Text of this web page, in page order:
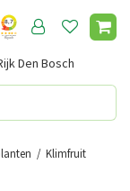
Klimfruit
Den Bosch